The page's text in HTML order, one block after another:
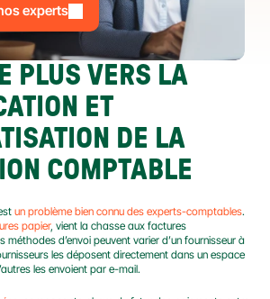
experts
PLUS VERS LA
ET
DE LA
COMPTABLE
un problème bien connu des experts-comptables.
papier, vient la chasse aux factures
méthodes d’envoi peuvent varier d’un fournisseur à
les déposent directement dans un espace
les envoient par e-mail.